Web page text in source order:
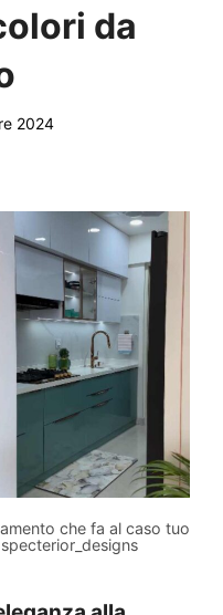
da
2024
che fa al caso tuo